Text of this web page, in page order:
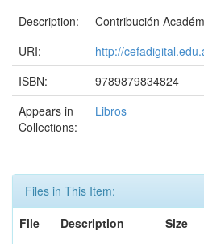
Description:
Contribución
URI:
http://
ISBN:
9789879834824
Appears in
Collections:
Libros
Files in This Item:
File
Description Size